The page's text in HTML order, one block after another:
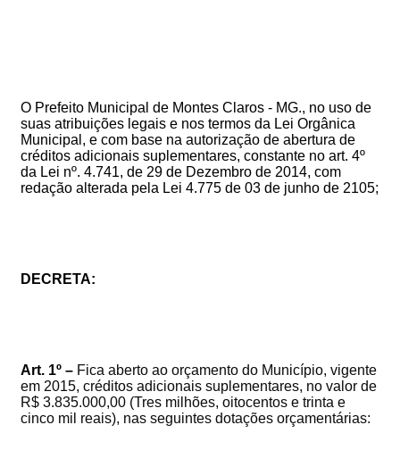
O Prefeito Municipal de Montes Claros - MG., no uso de
suas atribuições legais e nos termos da Lei Orgânica
Municipal, e com base na autorização de abertura de
créditos adicionais suplementares, constante no art. 4º
da Lei nº. 4.741, de 29 de Dezembro de 2014, com
redação alterada pela Lei 4.775 de 03 de junho de 2105;
DECRETA:
Art. 1º – Fica aberto ao orçamento do Município, vigente
em 2015, créditos adicionais suplementares, no valor de
R$ 3.835.000,00 (Tres milhões, oitocentos e trinta e
cinco mil reais), nas seguintes dotações orçamentárias: